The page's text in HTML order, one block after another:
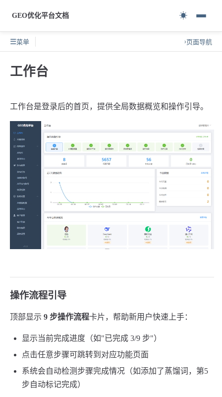
GEO优化平台文档 ☀
☰菜单 页面导航
›
工作台
工作台是登录后的首页，提供全局数据概览和操作引导。
操作流程引导
顶部显示 9 步操作流程卡片，帮助新用户快速上手：
显示当前完成进度（如"已完成 3/9 步"）
点击任意步骤可跳转到对应功能页面
系统会自动检测步骤完成情况（如添加了蒸馏词，第5
步自动标记完成）